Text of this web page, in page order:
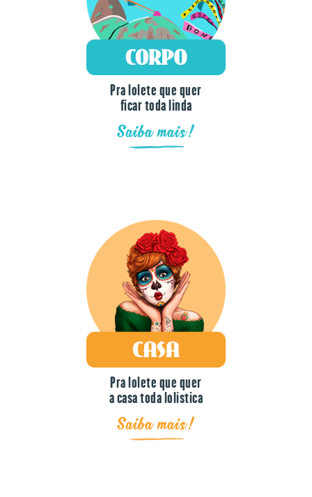
Pra lolete que quer
ficar toda linda
Saiba mais!
Pra lolete que quer
a casa toda lolística
Saiba mais!